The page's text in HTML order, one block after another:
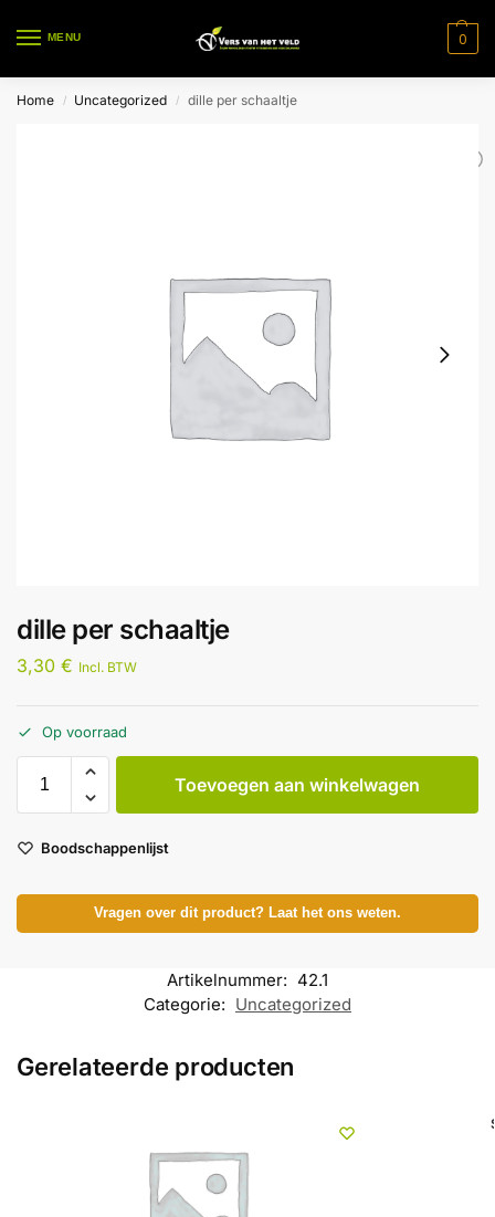
MENU 0
Home / Uncategorized / dille per schaaltje
dille per schaaltje
3,30 € Incl. BTW
Op voorraad
Toevoegen aan winkelwagen
Boodschappenlijst
Vragen over dit product? Laat het ons weten.
Artikelnummer: 42.1
Categorie: Uncategorized
Gerelateerde producten